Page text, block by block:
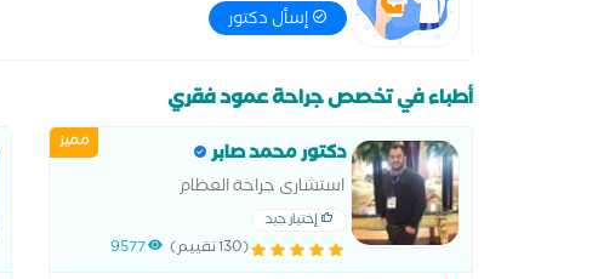
إسأل دكتور
أطباء في تخصص جراحة عمود فقري
مميز دكتور محمد صابر
استشارى جراحة العظام
إختيار جيد
(130 تقييم) 9577